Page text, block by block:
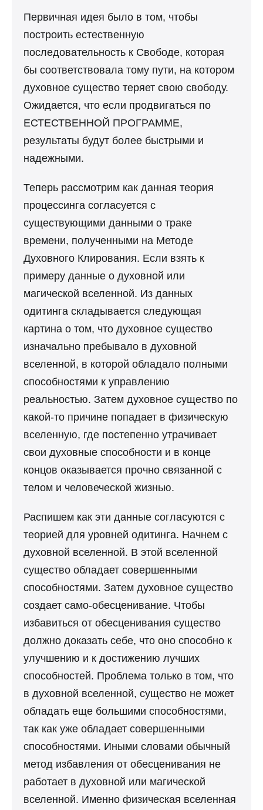
Первичная идея было в том, чтобы
построить естественную
последовательность к Свободе, которая
бы соответствовала тому пути, на котором
духовное существо теряет свою свободу.
Ожидается, что если продвигаться по
ЕСТЕСТВЕННОЙ ПРОГРАММЕ,
результаты будут более быстрыми и
надежными.
Теперь рассмотрим как данная теория
процессинга согласуется с
существующими данными о траке
времени, полученными на Методе
Духовного Клирования. Если взять к
примеру данные о духовной или
магической вселенной. Из данных
одитинга складывается следующая
картина о том, что духовное существо
изначально пребывало в духовной
вселенной, в которой обладало полными
способностями к управлению
реальностью. Затем духовное существо по
какой-то причине попадает в физическую
вселенную, где постепенно утрачивает
свои духовные способности и в конце
концов оказывается прочно связанной с
телом и человеческой жизнью.
Распишем как эти данные согласуются с
теорией для уровней одитинга. Начнем с
духовной вселенной. В этой вселенной
существо обладает совершенными
способностями. Затем духовное существо
создает само-обесценивание. Чтобы
избавиться от обесценивания существо
должно доказать себе, что оно способно к
улучшению и к достижению лучших
способностей. Проблема только в том, что
в духовной вселенной, существо не может
обладать еще большими способностями,
так как уже обладает совершенными
способностями. Иными словами обычный
метод избавления от обесценивания не
работает в духовной или магической
вселенной. Именно физическая вселенная